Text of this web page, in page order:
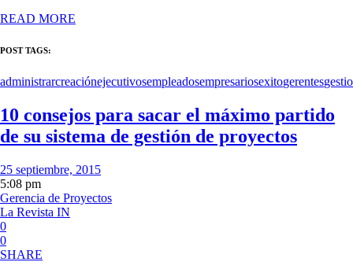
READ MORE
POST TAGS:
administrarcreaciónejecutivosempleadosempresariosexitogerentes
10 consejos para sacar el máximo partido
de su sistema de gestión de proyectos
25 septiembre, 2015
5:08 pm
Gerencia de Proyectos
La Revista IN
0
0
SHARE